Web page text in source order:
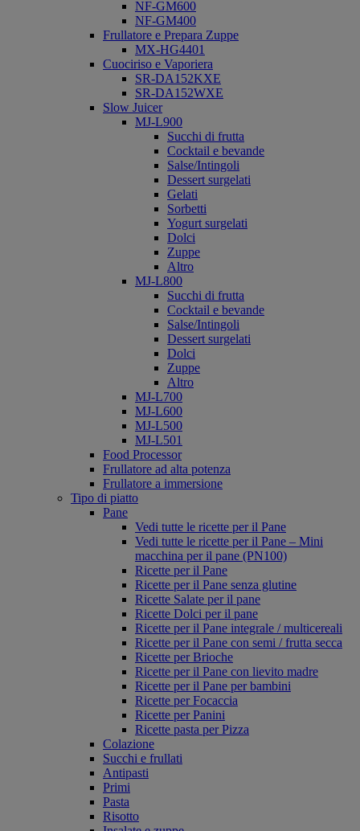
NF-GM600
NF-GM400
Frullatore e Prepara Zuppe
MX-HG4401
Cuociriso e Vaporiera
SR-DA152KXE
SR-DA152WXE
Slow Juicer
MJ-L900
Succhi di frutta
Cocktail e bevande
Salse/Intingoli
Dessert surgelati
Gelati
Sorbetti
Yogurt surgelati
Dolci
Zuppe
Altro
MJ-L800
Succhi di frutta
Cocktail e bevande
Salse/Intingoli
Dessert surgelati
Dolci
Zuppe
Altro
MJ-L700
MJ-L600
MJ-L500
MJ-L501
Food Processor
Frullatore ad alta potenza
Frullatore a immersione
Tipo di piatto
Pane
Vedi tutte le ricette per il Pane
Vedi tutte le ricette per il Pane – Mini
macchina per il pane (PN100)
Ricette per il Pane
Ricette per il Pane senza glutine
Ricette Salate per il pane
Ricette Dolci per il pane
Ricette per il Pane integrale / multicereali
Ricette per il Pane con semi / frutta secca
Ricette per Brioche
Ricette per il Pane con lievito madre
Ricette per il Pane per bambini
Ricette per Focaccia
Ricette per Panini
Ricette pasta per Pizza
Colazione
Succhi e frullati
Antipasti
Primi
Pasta
Risotto